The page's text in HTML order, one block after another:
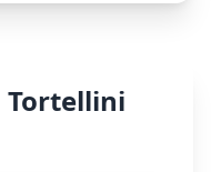
Tortellini